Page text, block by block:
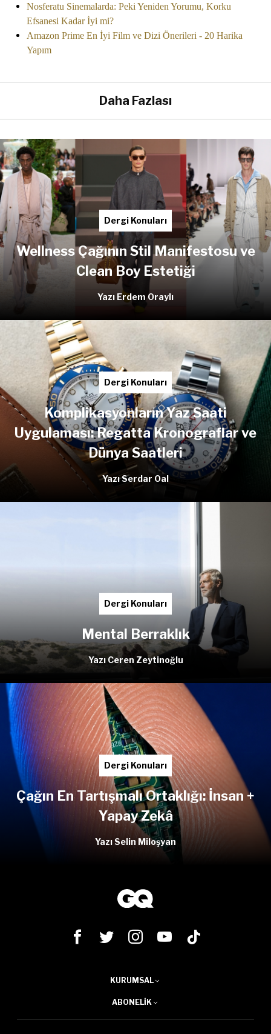
Nosferatu Sinemalarda: Peki Yeniden Yorumu, Korku
Efsanesi Kadar İyi mi?
Amazon Prime En İyi Film ve Dizi Önerileri - 20 Harika
Yapım
Daha Fazlası
Dergi Konuları
Wellness Çağının Stil Manifestosu ve
Clean Boy Estetiği
Yazı Erdem Oraylı
Dergi Konuları
Komplikasyonların Yaz Saati
Uygulaması: Regatta Kronograflar ve
Dünya Saatleri
Yazı Serdar Oal
Dergi Konuları
Mental Berraklık
Yazı Ceren Zeytinoğlu
Dergi Konuları
Çağın En Tartışmalı Ortaklığı: İnsan +
Yapay Zekâ
Yazı Selin Miloşyan
KURUMSAL
ABONELIK